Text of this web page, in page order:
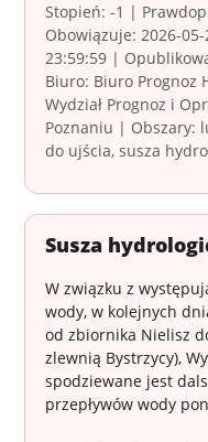
Stopień: -1 |
Obowiązuje: 2026-05-
23:59:59 |
Biuro: Biuro Prognoz
Wydział Prognoz i
Poznaniu | Obszary:
do ujścia, susza
Susza
W związku z
wody, w kolejnych
od zbiornika Nielisz
zlewnią Bystrzycy),
spodziewane jest
przepływów wody